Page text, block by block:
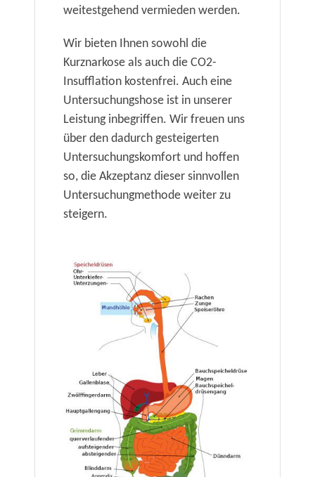
weitestgehend vermieden werden.
Wir bieten Ihnen sowohl die
Kurznarkose als auch die CO2-
Insufflation kostenfrei. Auch eine
Untersuchungshose ist in unserer
Leistung inbegriffen. Wir freuen uns
über den dadurch gesteigerten
Untersuchungskomfort und hoffen
so, die Akzeptanz dieser sinnvollen
Untersuchungmethode weiter zu
steigern.